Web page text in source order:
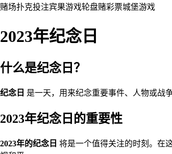
赌场扑克投注宾果游戏轮盘赌彩票城堡游戏
2023年纪念日
什么是纪念日？
纪念日 是一天，用来纪念重要事件、人物或战
2023年纪念日的重要性
2023年的纪念日 将是一个值得关注的时刻。在